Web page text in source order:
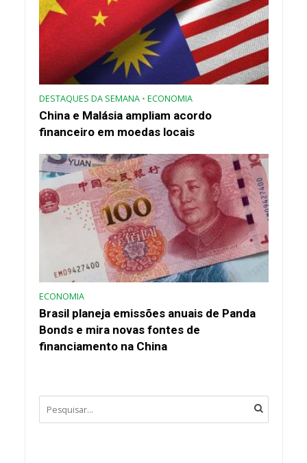
DESTAQUES DA SEMANA • ECONOMIA
China e Malásia ampliam acordo
financeiro em moedas locais
ECONOMIA
Brasil planeja emissões anuais de Panda
Bonds e mira novas fontes de
financiamento na China